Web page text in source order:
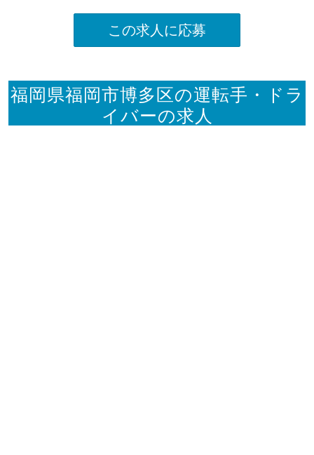
この求人に応募
福岡県福岡市博多区の運転手・ドラ
イバーの求人